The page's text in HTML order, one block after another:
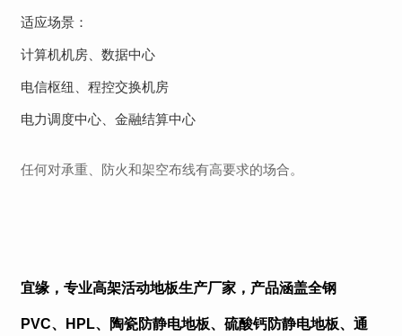
适应场景：
计算机机房、数据中心
电信枢纽、程控交换机房
电力调度中心、金融结算中心
任何对承重、防火和架空布线有高要求的场合。
宜缘，专业高架活动地板生产厂家，产品涵盖全钢
PVC、HPL、陶瓷防静电地板、硫酸钙防静电地板、通